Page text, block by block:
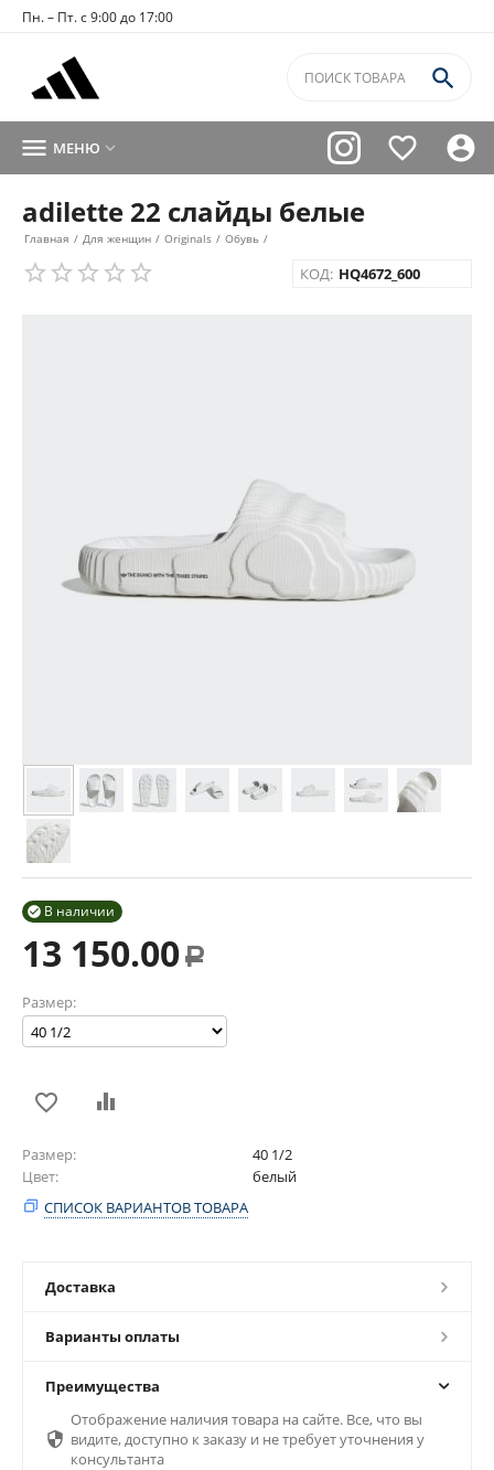
Пн. – Пт. с 9:00 до 17:00



 МЕНЮ 
adilette 22 слайды белые
Главная / Для женщин / Originals / Обувь /
КОД: HQ4672_600
В наличии

13 150.00 Р
Размер:
Размер
40 1/2
Цвет
белый
СПИСОК ВАРИАНТОВ ТОВАРА
Доставка
Варианты оплаты
Преимущества

Отображение наличия товара на сайте. Все, что вы
видите, доступно к заказу и не требует уточнения у
консультанта